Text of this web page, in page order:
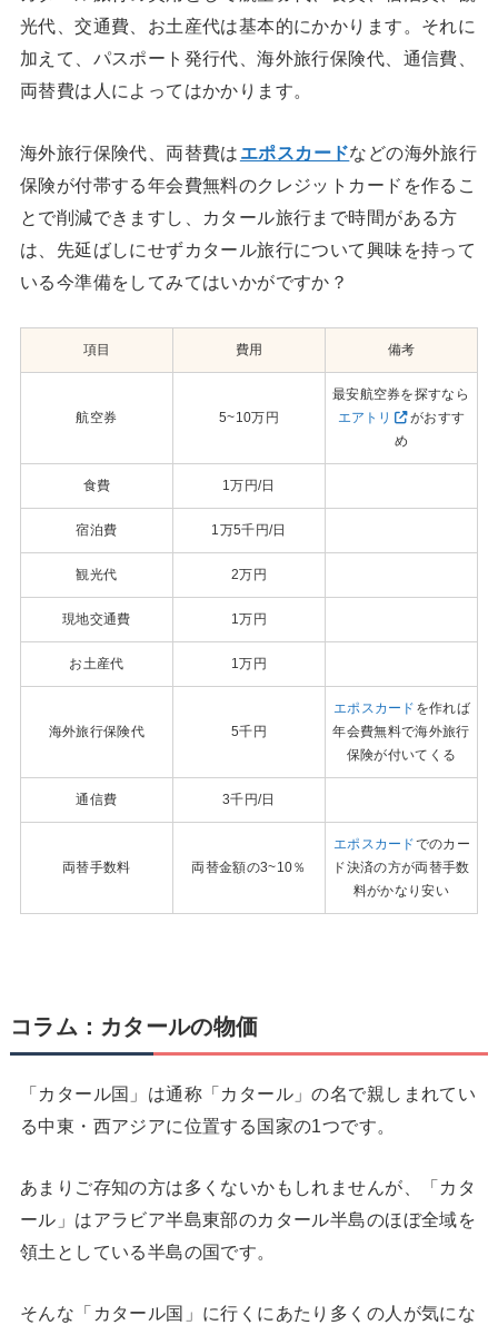
光代、交通費、お土産代は基本的にかかります。それに
加えて、パスポート発行代、海外旅行保険代、通信費、
両替費は人によってはかかります。
海外旅行保険代、両替費は エポスカードなどの海外旅行
保険が付帯する年会費無料のクレジットカードを作るこ
とで削減できますし、カタール旅行まで時間がある方
は、先延ばしにせずカタール旅行について興味を持って
いる今準備をしてみてはいかがですか？
項目 費用 備考
航空券 5~10万円
最安航空券を探すなら
エアトリ
がおすす
め
食費 1万円/日
宿泊費 1万5千円/日
観光代 2万円
現地交通費 1万円
お土産代 1万円
海外旅行保険代 5千円
エポスカード を作れば
年会費無料で海外旅行
保険が付いてくる
通信費 3千円/日
両替手数料 両替金額の3~10％
エポスカードでのカー
ド決済の方が両替手数
料がかなり安い
コラム：カタールの物価
「カタール国」は通称「カタール」の名で親しまれてい
る中東・西アジアに位置する国家の1つです。
あまりご存知の方は多くないかもしれませんが、「カタ
ール」はアラビア半島東部のカタール半島のほぼ全域を
領土としている半島の国です。
そんな「カタール国」に行くにあたり多くの人が気にな